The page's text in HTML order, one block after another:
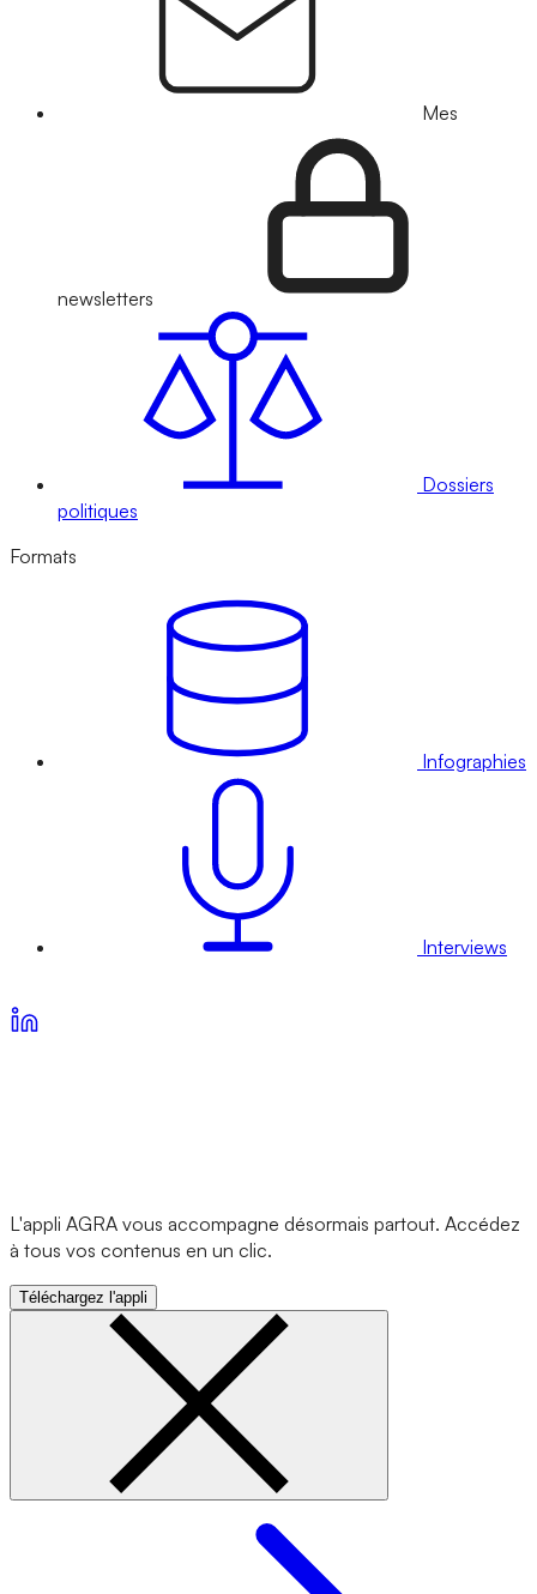
Mes
newsletters
Dossiers
politiques
Formats
Infographies
Interviews
L'appli AGRA vous accompagne désormais partout. Accédez
à tous vos contenus en un clic.
Téléchargez l'appli